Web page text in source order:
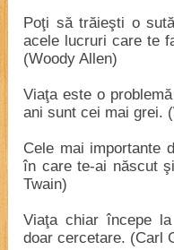
Poţi să trăieşti o
acele lucruri care te
(Woody Allen)
Viaţa este o
ani sunt cei mai grei.
Cele mai importante
în care te-ai născut
Twain)
Viaţa chiar începe
doar cercetare. (Carl